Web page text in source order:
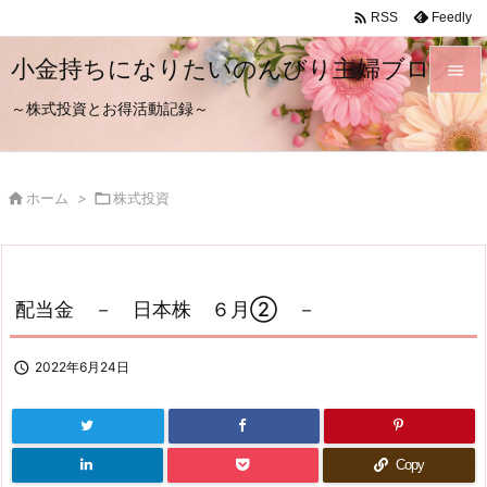
小金持ちになりたいのんびり主婦ブログ
～株式投資とお得活動記録～


メニュ
前へ

 RSS Feedly
 ホーム > 株式投資
配当金 － 日本株 ６月② －
 2022年6月24日
Copy